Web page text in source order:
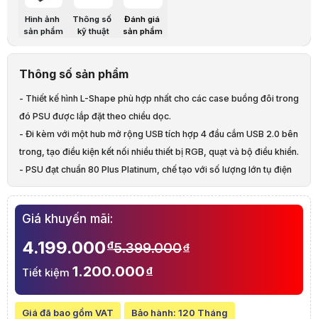
COMBINED +12V
996W
Mô tả sản phẩm
NguồnLIAN LI Edge series EG1000 - 1000W (ATX3.1/80+Platinum/
Danh mục: Linh Kiện Máy Tính
Khuyến mãi đặc biệt
VÒNG QUAY HACOM
Từ ngày16/03/2026đến15/05/2026, khi mua PC lắp ráp tại
Hình ảnh
sản phẩm
Thông số
kỹ thuật
Đánh giá
sản phẩm
Thông số sản phẩm
- Thiết kế hình L-Shape phù hợp nhất cho các case buồng đôi trong
đó PSU được lắp đặt theo chiều dọc.
- Đi kèm với một hub mở rộng USB tích hợp 4 đầu cắm USB 2.0 bên
trong, tạo điều kiện kết nối nhiều thiết bị RGB, quạt và bộ điều khiển.
- PSU đạt chuẩn 80 Plus Platinum, chế tạo với số lượng lớn tụ điện
EPCOS của Đức và các phần còn lại đều là tụ Nhật.
- Cable bện lưới chất lượng cao có lược đi cab, đầu nối hàn đồng
hợp kim In-house R&D 12V-2×6(12VHPWR), 20+4pin, CPU,
PCIe6+2pin.
Giá khuyến mãi:
4.199.000đ5.399.000đ
Tiết kiệm 1.200.000đ
Giá đã bao gồm VAT Bảo hành: 120 Tháng